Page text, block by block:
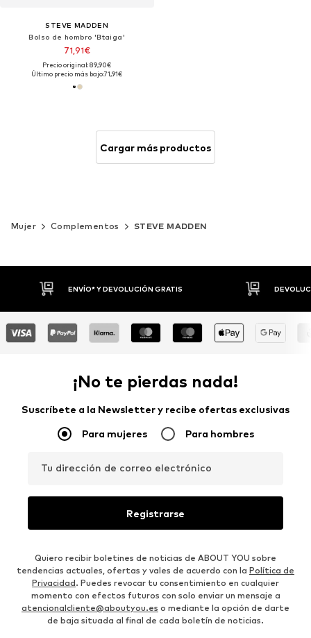
STEVE MADDEN
Bolso de hombro 'Btaiga'
71,91€
Precio original: 89,90€
Último precio más bajo:71,91€
Cargar más productos
Mujer Complementos STEVE MADDEN
DEVOLUCIONES HASTA 30 DÍAS
¡No te pierdas nada!
Suscríbete a la Newsletter y recibe ofertas exclusivas
Para mujeres Para hombres
Tu dirección de correo electrónico
Registrarse
Quiero recibir boletines de noticias de ABOUT YOU sobre
tendencias actuales, ofertas y vales de acuerdo con la Política de
Privacidad. Puedes revocar tu consentimiento en cualquier
momento con efectos futuros con solo enviar un mensaje a
atencionalcliente@aboutyou.es o mediante la opción de darte
de baja situada al final de cada boletín de noticias.